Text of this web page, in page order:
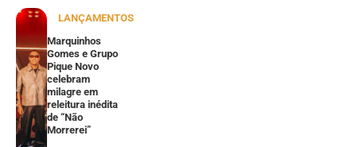
LANÇAMENTOS
Marquinhos
Gomes e Grupo
Pique Novo
celebram
milagre em
releitura inédita
de “Não
Morrerei”